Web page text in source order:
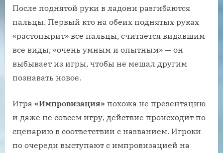
После поднятой руки в ладони разгибаются
пальцы. Первый кто на обеих поднятых руках
«растопырит» все пальцы, считается видавшим
все виды, «очень умным и опытным» — он
выбывает из игры, чтобы не мешал другим
познавать новое.
Игра «Импровизация» похожа не презентацию
и даже не совсем игру, действие происходит по
сценарию в соответствии с названием. Игроки
по очереди выступают с импровизацией на